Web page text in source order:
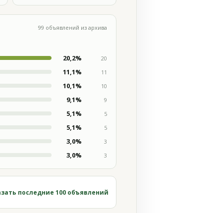
99 объявлений из архива
20,2%
20
11,1%
11
10,1%
10
9,1%
9
5,1%
5
5,1%
5
3,0%
3
3,0% 3
последние 100 объявлений